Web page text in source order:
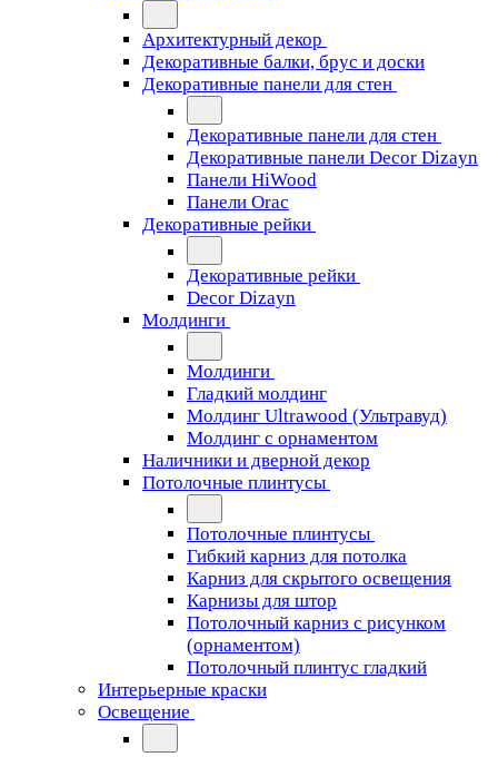
Архитектурный декор
Декоративные балки, брус и доски
Декоративные панели для стен
Декоративные панели для стен
Декоративные панели Decor Dizayn
Панели HiWood
Панели Orac
Декоративные рейки
Декоративные рейки
Decor Dizayn
Молдинги
Молдинги
Гладкий молдинг
Молдинг Ultrawood (Ультравуд)
Молдинг с орнаментом
Наличники и дверной декор
Потолочные плинтусы
Потолочные плинтусы
Гибкий карниз для потолка
Карниз для скрытого освещения
Карнизы для штор
Потолочный карниз с рисунком
(орнаментом)
Потолочный плинтус гладкий
Интерьерные краски
Освещение